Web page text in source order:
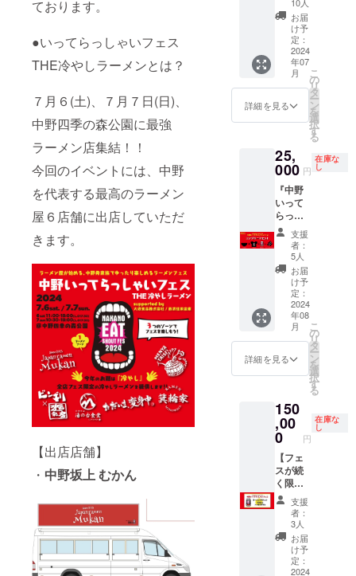
ております。
●いってらっしゃいフェス
THE冷やしラーメンとは？
７月６(土)、７月７日(日)、
中野四季の森公園に最強
ラーメン店集結！！
今回のイベントには、中野
を代表する最高のラーメン
屋６店舗に出店していただ
きます。
【出店店舗】
・ 中野坂上 むかん
前を
カード
に印字
させて
いただ
きま
す。
地でお
渡しし
ます。
フェス
当日の
み受け
取り可
能です
日、7月
ス当日
のみ受
け取り
可能で
す(どち
らかの
日程で
受け取
りをお
願いい
たしま
い、た
だいま
変身
中、箕
輪家、
ビンギ
リ×麺彩
房、湯
どんぶ
りをこ
に！！
□数量一
つ □商
品サイ
ズ20cm
高さ
8cm □
素材
陶器 ・
非売品
ステッ
カー1
枚 サ
イズ
ケット1
枚(7月6
日、7月
ス限定)
※現地で
お渡し
します
フェス
当日の
み受け
取り可
リート
セッ
ト』
2024中
野いっ
てらっ
しゃい
フェス
ラーメ
ぶり＋
フェス
限定T
シャツ
＋非売
品ス
テッ
カー＋
ラーメ
ンチ
ケット3
枚 ・
2024
ラーメ
ンコラ
ボどん
ぶり(む
い、た
だいま
変身
中、箕
輪家、
ビンギ
リ×麺彩
房、湯
の台食
堂)フェ
ス限定
どんぶ
りをこ
10人
お届
け予
定：
2024
年07
月
詳細を見る
こ
の
リ
タ
ー
ン
を
選
択
す
る
25,
000 円
在庫な
し
『中野
いって
らっ
しゃい
フェス
コンプ
リート
セッ
ト』
2024中
野いっ
てらっ
しゃい
フェス
ラーメ
ぶり＋
フェス
限定T
シャツ
＋非売
品ス
テッ
カー＋
ラーメ
ンチ
ケット3
枚 ・
2024
ラーメ
支援
者：
5人
お届
け予
定：
2024
年08
月
詳細を見る
こ
の
リ
タ
ー
ン
を
選
択
す
る
150
,00
0 円
在庫な
し
【フェ
スが続
く限り
使える
ラーメ
ンチ
ケット
100枚】
・フェ
スが続
支援
者：
3人
お届
け予
定：
2024